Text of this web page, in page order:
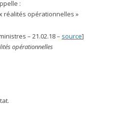
:
réalités opérationnelles »
– 21.02.18 – source]
opérationnelles